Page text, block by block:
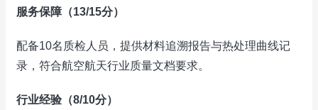
服务保障（13/15分）
配备10名质检人员，提供材料追溯报告与热处理曲线记
录，符合航空航天行业质量文档要求。
行业经验（8/10分）